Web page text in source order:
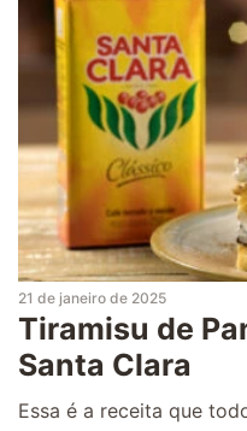
21 de janeiro de 2025
Tiramisu de
Santa Clara
Essa é a receita que